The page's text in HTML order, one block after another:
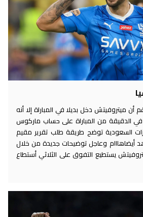
أن ميتروفيتش دخل بديلا في المباراة إلا أنه
الدقيقة من المباراة على حساب ماركوس
السعودية توضح طريقة طلب تقرير مقيم
أيضاهااام وعاجل توضيحات جديدة من خلال
يستطيع التفوق على الثلاثي أستطاع